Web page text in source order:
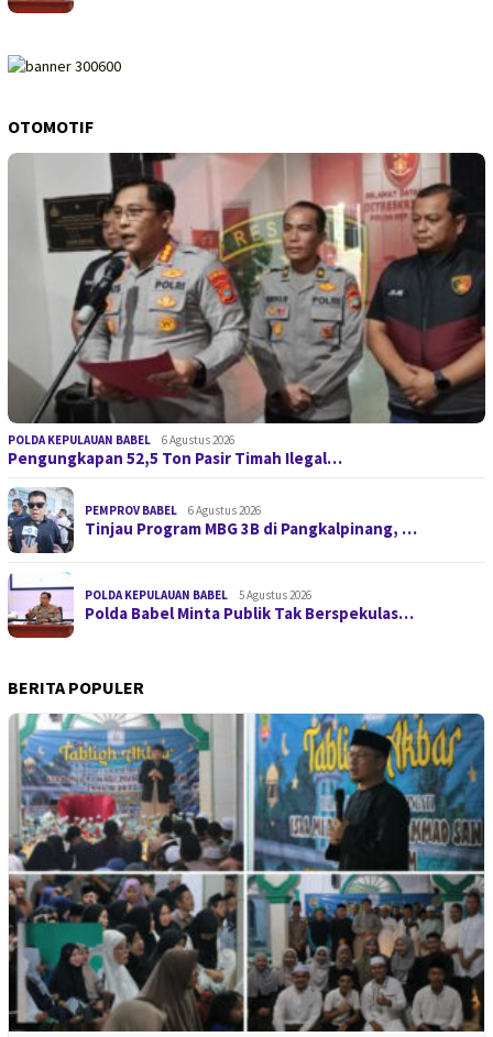
OTOMOTIF
POLDA KEPULAUAN BABEL 6 Agustus 2026
Pengungkapan 52,5 Ton Pasir Timah Ilegal…
PEMPROV BABEL 6 Agustus 2026
Tinjau Program MBG 3B di Pangkalpinang, …
POLDA KEPULAUAN BABEL 5 Agustus 2026
Polda Babel Minta Publik Tak Berspekulas…
BERITA POPULER